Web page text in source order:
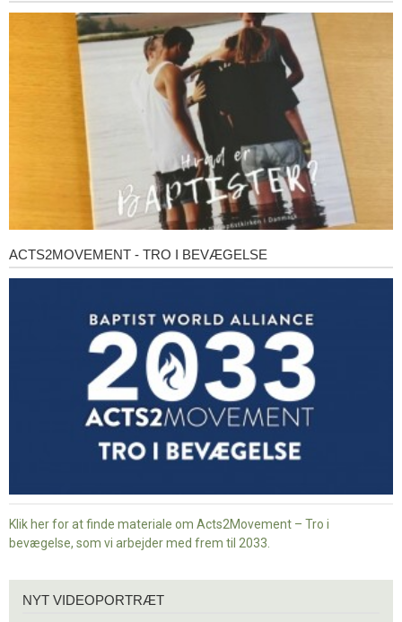
er
Acts2Movement
ACTS2MOVEMENT - TRO I BEVÆGELSE
Klik her for at finde materiale om Acts2Movement – Tro i
bevægelse, som vi arbejder med frem til 2033.
videoportræt
NYT VIDEOPORTRÆT